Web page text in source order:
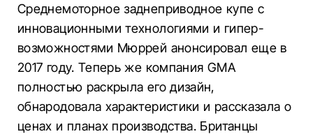
Среднемоторное заднеприводное купе с
инновационными технологиями и гипер-
возможностями Мюррей анонсировал еще в
2017 году. Теперь же компания GMA
полностью раскрыла его дизайн,
обнародовала характеристики и рассказала о
ценах и планах производства. Британцы